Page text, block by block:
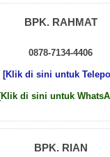
BPK. RAHMAT
0878-7134-4406
[Klik di sini untuk
di sini untuk
BPK. RIAN